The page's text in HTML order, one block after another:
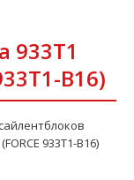
933Т1
B16)
933T1-B16)